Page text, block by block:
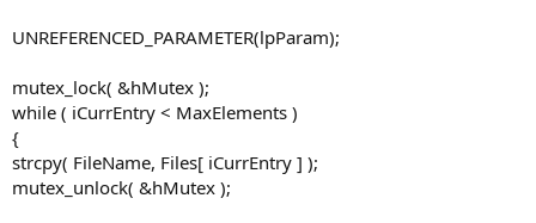
UNREFERENCED_PARAMETER(lpParam);
mutex_lock( &hMutex );
while ( iCurrEntry < MaxElements )
{
strcpy( FileName, Files[ iCurrEntry ] );
mutex_unlock( &hMutex );